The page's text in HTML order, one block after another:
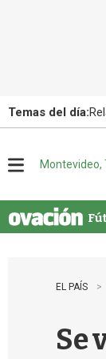
Temas del día:
u
Montevideo,
EL PAÍS
Se